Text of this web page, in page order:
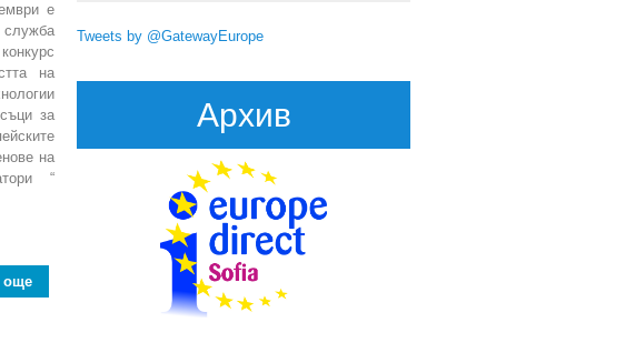
е
служба
на
за
на
“
още
about Европейската служба за подбор на персонал търси експерти в областта на
информационните и комуникационните технологии
Tweets by @GatewayEurope
Архив